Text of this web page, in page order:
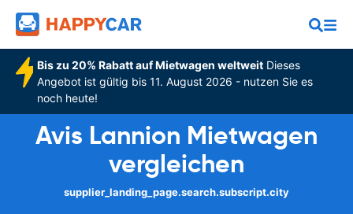
Bis zu 20% Rabatt auf Mietwagen weltweitDieses
Angebot ist gültig bis 11. August 2026 - nutzen Sie es
noch heute!
Avis Lannion Mietwagen
vergleichen
supplier_landing_page.search.subscript.city